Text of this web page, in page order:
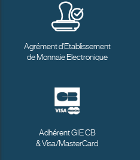
Agrément d’Etablissement
de Monnaie Electronique
Adhérent GIE CB
& Visa/MasterCard